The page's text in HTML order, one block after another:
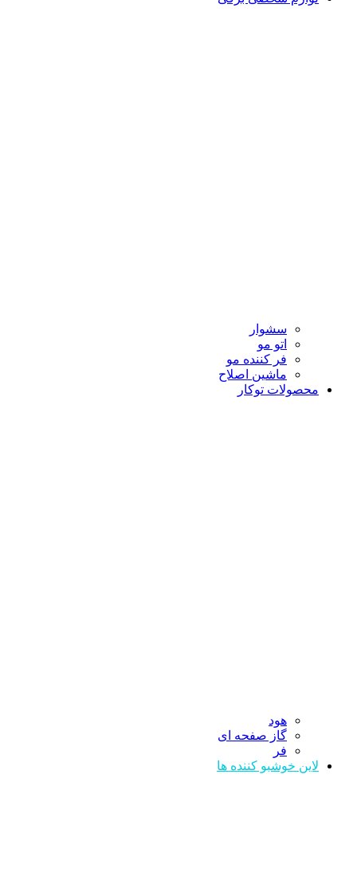
سشوار
اتو مو
فر کننده مو
ماشین اصلاح
محصولات توکار
هود
گاز صفحه ای
فر
لاین خوشبو کننده ها